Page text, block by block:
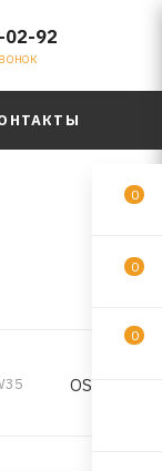
02-92
OSAWA
0
0
0